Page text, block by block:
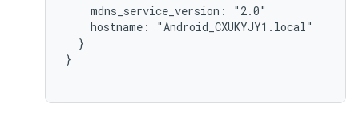
    mdns_service_version: "2.0"
    hostname: "Android_CXUKYJY1.local"
  }
}